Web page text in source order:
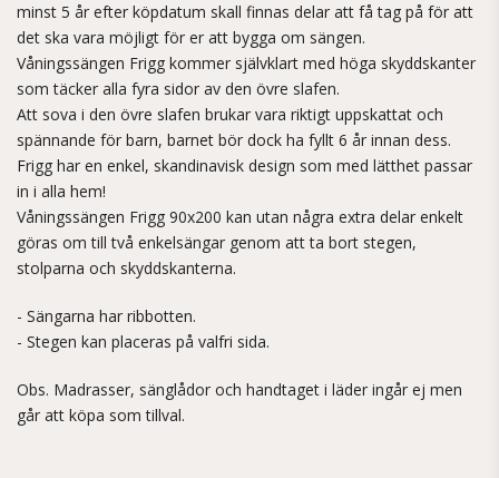
minst 5 år efter köpdatum skall finnas delar att få tag på för att
det ska vara möjligt för er att bygga om sängen.
Våningssängen Frigg kommer självklart med höga skyddskanter
som täcker alla fyra sidor av den övre slafen.
Att sova i den övre slafen brukar vara riktigt uppskattat och
spännande för barn, barnet bör dock ha fyllt 6 år innan dess.
Frigg har en enkel, skandinavisk design som med lätthet passar
in i alla hem!
Våningssängen Frigg 90x200 kan utan några extra delar enkelt
göras om till två enkelsängar genom att ta bort stegen,
stolparna och skyddskanterna.
- Sängarna har ribbotten.
- Stegen kan placeras på valfri sida.
Obs. Madrasser, sänglådor och handtaget i läder ingår ej men
går att köpa som tillval.